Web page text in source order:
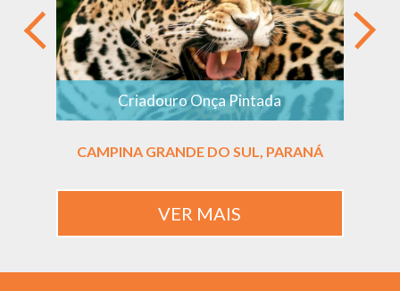
Criadouro Onça Pintada
CAMPINA GRANDE DO SUL, PARANÁ
VER MAIS